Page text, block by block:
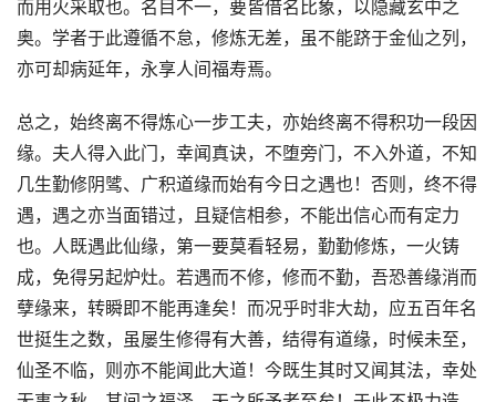
而用火采取也。名目不一，要皆借名比象，以隐藏玄中之
奥。学者于此遵循不怠，修炼无差，虽不能跻于金仙之列，
亦可却病延年，永享人间福寿焉。
总之，始终离不得炼心一步工夫，亦始终离不得积功一段因
缘。夫人得入此门，幸闻真诀，不堕旁门，不入外道，不知
几生勤修阴骘、广积道缘而始有今日之遇也！否则，终不得
遇，遇之亦当面错过，且疑信相参，不能出信心而有定力
也。人既遇此仙缘，第一要莫看轻易，勤勤修炼，一火铸
成，免得另起炉灶。若遇而不修，修而不勤，吾恐善缘消而
孽缘来，转瞬即不能再逢矣！而况乎时非大劫，应五百年名
世挺生之数，虽屡生修得有大善，结得有道缘，时候未至，
仙圣不临，则亦不能闻此大道！今既生其时又闻其法，幸处